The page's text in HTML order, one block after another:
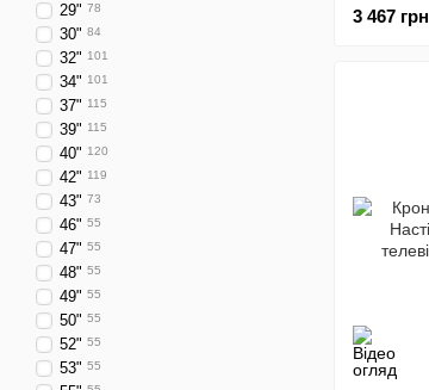
3 467 грн
29" 78
30" 84
32" 101
34" 101
37" 115
39" 115
40" 120
42" 119
43" 73
46" 55
47" 55
48" 55
49" 55
50" 55
52" 55
53" 55